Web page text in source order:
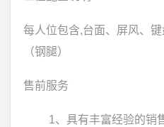
每人位包含,台面、屏风、键
（钢腿）
售前服务
1、具有丰富经验的销售